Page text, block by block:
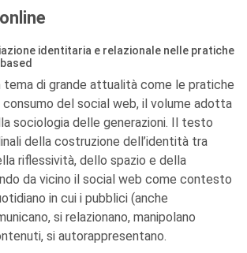
identitaria e relazionale nelle pratiche
tema di grande attualità come le pratiche
del social web, il volume adotta
sociologia delle generazioni. Il testo
della costruzione dell’identità tra
riflessività, dello spazio e della
da vicino il social web come contesto
in cui i pubblici (anche
si relazionano, manipolano
si autorappresentano.